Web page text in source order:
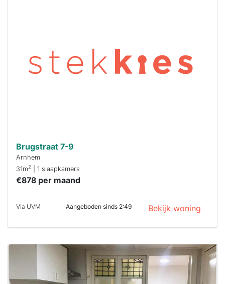
binnen 15
minuten
reageren.
Stekkies helpt
Brugstraat 7-9
Arnhem
31m2 | 1 slaapkamers
€878 per maand
Via UVM Aangeboden sinds 2:49 Bekijk woning
waarschijnlijk
al verhuurd